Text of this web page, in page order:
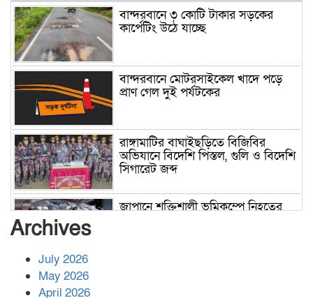
বান্দরবানে ৩ কোটি টাকার সড়কের
কার্পেটিং উঠে যাচ্ছে
বান্দরবানে মোটরসাইকেল খাদে পড়ে
প্রাণ গেল দুই পর্যটকের
রাঙ্গামাটির বাঘাইছড়িতে বিজিবির
অভিযানে বিদেশি পিস্তল, গুলি ও বিদেশি
সিগারেট জব্দ
জাপানে শক্তিশালী ভূমিকম্পে নিহতের
Archives
July 2026
May 2026
April 2026